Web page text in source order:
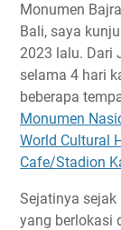
Monumen
Bali, saya
2023 lalu. Dari
selama 4 hari
beberapa
Monumen
World Cultural
Cafe/Stadion
Sejatinya
yang berlokasi